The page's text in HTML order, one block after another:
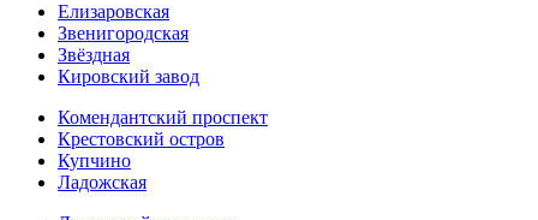
Елизаровская
Звенигородская
Звёздная
Кировский завод
Комендантский проспект
Крестовский остров
Купчино
Ладожская